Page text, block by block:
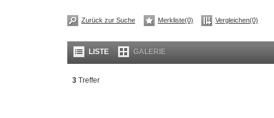
Merkliste(0) Vergleichen(0)
LISTE GALERIE
3 Treffer
Zurück zur Suche